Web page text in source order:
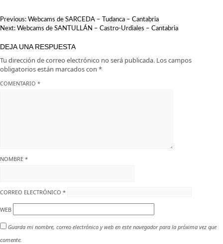
NAVEGACIÓN
DE
Previous: Webcams de SARCEDA – Tudanca – Cantabria
Next: Webcams de SANTULLÁN – Castro-Urdiales – Cantabria
DEJA UNA RESPUESTA
Tu dirección de correo electrónico no será publicada. Los campos
obligatorios están marcados con *
COMENTARIO *
NOMBRE *
CORREO ELECTRÓNICO *
WEB
Guarda mi nombre, correo electrónico y web en este navegador para la próxima vez que
comente.